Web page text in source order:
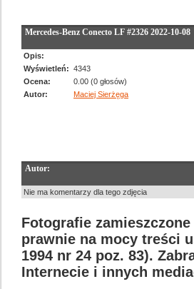
Mercedes-Benz Conecto LF #2326 2022-10-08
Opis:
Wyświetleń: 4343
Ocena:
0.00 (0 głosów)
Autor:
Maciej Sierżęga
Autor:
Nie ma komentarzy dla tego zdjęcia
Fotografie
prawnie na mocy treści
1994 nr 24 poz. 83).
Internecie i innych